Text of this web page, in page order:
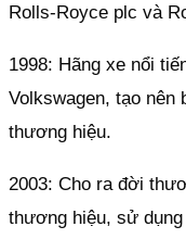
Rolls-Royce plc và
1998: Hãng xe nổi
Volkswagen, tạo
thương hiệu.
2003: Cho ra đời
thương hiệu, sử